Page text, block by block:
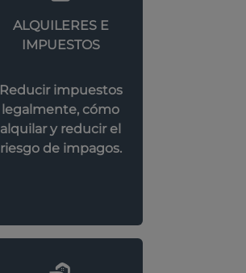
ALQUILERES E
IMPUESTOS
Reducir impuestos
legalmente, cómo
alquilar y reducir el
riesgo de impagos.